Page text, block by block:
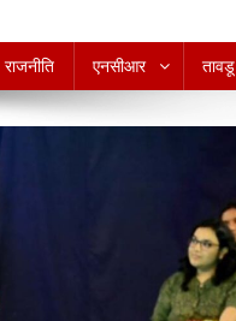
राजनीति एनसीआर तावडू